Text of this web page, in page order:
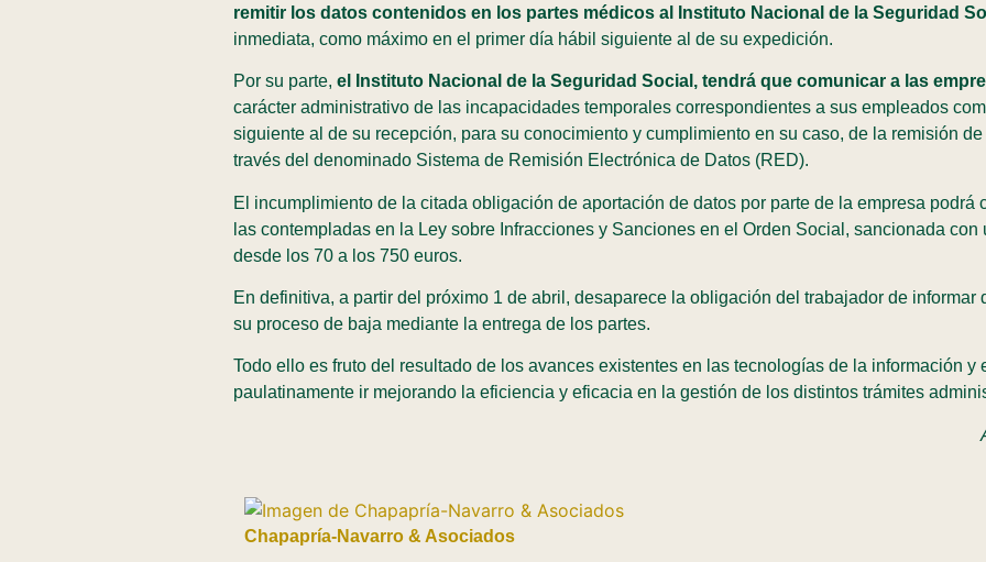
remitir los datos contenidos en los partes médicos al Instituto Nacional de la Seguridad
inmediata, como máximo en el primer día hábil siguiente al de su expedición.
Por su parte, el Instituto Nacional de la Seguridad Social, tendrá que comunicar a las
carácter administrativo de las incapacidades temporales correspondientes a sus empleados
siguiente al de su recepción, para su conocimiento y cumplimiento en su caso, de la remisión
través del denominado Sistema de Remisión Electrónica de Datos (RED).
El incumplimiento de la citada obligación de aportación de datos por parte de la empresa podrá
las contempladas en la Ley sobre Infracciones y Sanciones en el Orden Social, sancionada
desde los 70 a los 750 euros.
En definitiva, a partir del próximo 1 de abril, desaparece la obligación del trabajador de informar
su proceso de baja mediante la entrega de los partes.
Todo ello es fruto del resultado de los avances existentes en las tecnologías de la información
paulatinamente ir mejorando la eficiencia y eficacia en la gestión de los distintos trámites
Chapapría-Navarro & Asociados